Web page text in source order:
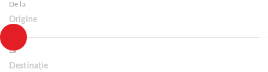
De la
Origine
La
Destinație